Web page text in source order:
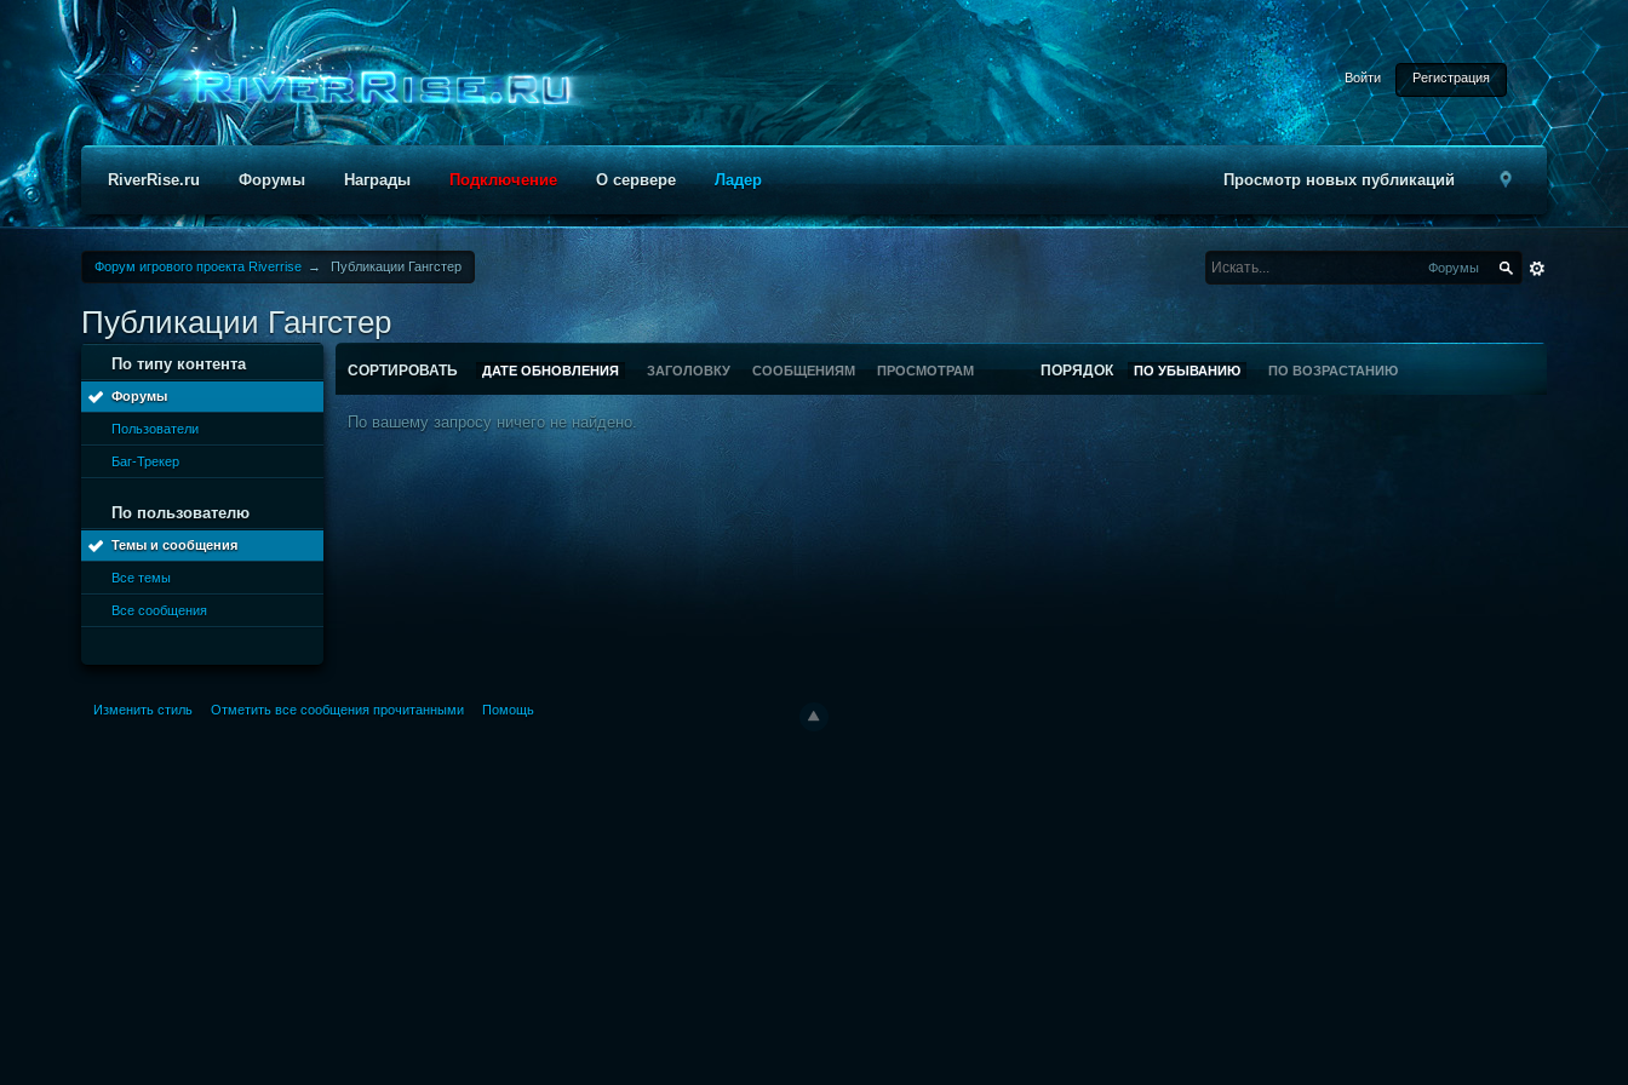
Войти Регистрация
Просмотр новых публикаций
RiverRise.ru Форумы Награды Подключение О сервере Ладер
Форум игрового проекта Riverrise → Публикации Гангстер Форумы
Публикации Гангстер
По типу контента
Форумы
Пользователи
Баг-Трекер
По пользователю
Темы и сообщения
Все темы
Все сообщения
СОРТИРОВАТЬ ДАТЕ ОБНОВЛЕНИЯ ЗАГОЛОВКУ СООБЩЕНИЯМ ПРОСМОТРАМ ПОРЯДОК ПО УБЫВАНИЮ ПО ВОЗРАСТАНИЮ
По вашему запросу ничего не найдено.
Изменить стиль Отметить все сообщения прочитанными Помощь